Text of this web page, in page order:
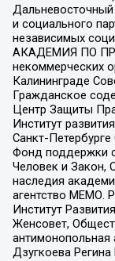
Дальневосточный
и социального
независимых
АКАДЕМИЯ ПО
некоммерческих
Калининграде
Гражданское
Центр Защиты
Институт
Санкт-
Фонд поддержки
Человек и Закон,
наследия
агентство МЕМО.
Институт
Женсовет,
Дзугкоева